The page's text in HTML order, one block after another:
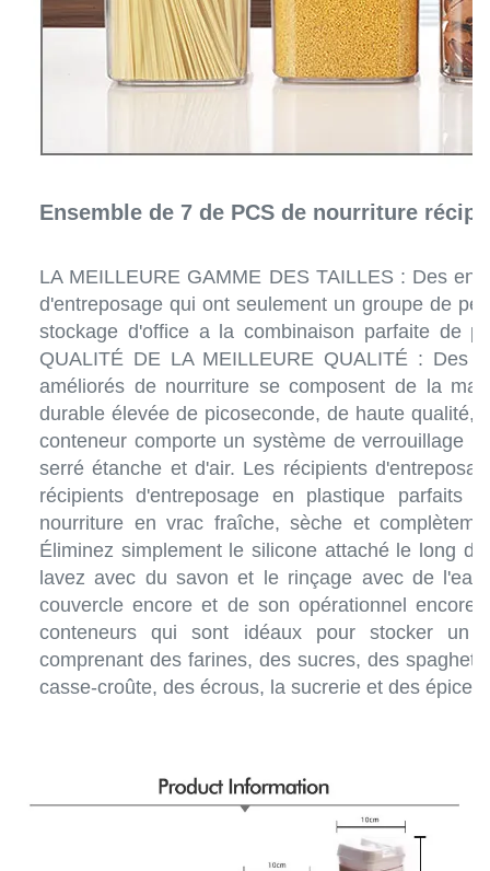
Ensemble de 7 de PCS de nourriture
LA MEILLEURE GAMME DES TAILLES : Des
d'entreposage qui ont seulement un groupe de
stockage d'office a la combinaison parfaite de
QUALITÉ DE LA MEILLEURE QUALITÉ : Des
améliorés de nourriture se composent de la
durable élevée de picoseconde, de haute qualité,
conteneur comporte un système de verrouillage
serré étanche et d'air. Les récipients
récipients d'entreposage en plastique parfaits
nourriture en vrac fraîche, sèche et
Éliminez simplement le silicone attaché le long
lavez avec du savon et le rinçage avec de
couvercle encore et de son opérationnel
conteneurs qui sont idéaux pour stocker un
comprenant des farines, des sucres, des
casse-croûte, des écrous, la sucrerie et des épices.